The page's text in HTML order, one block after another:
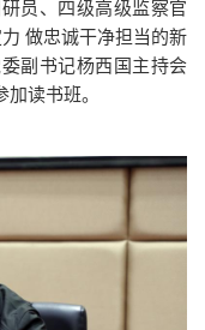
员、四级高级监察官
做忠诚干净担当的新
副书记杨西国主持会
读书班。